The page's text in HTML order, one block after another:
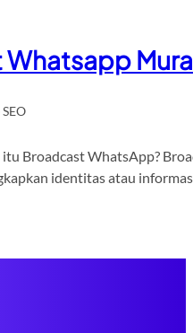
Broadcast WhatsApp?
identitas atau